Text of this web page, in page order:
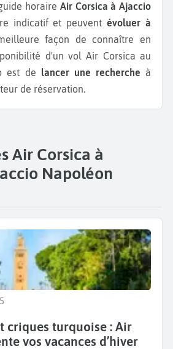
horaire Air Corsica à Ajaccio
indicatif et peuventévoluer à
façon de connaître en
d'un vol Air Corsica au
est de lancer une recherche à
de réservation.
Air Corsica à
Napoléon
criques turquoise : Air
vos vacances d’hiver